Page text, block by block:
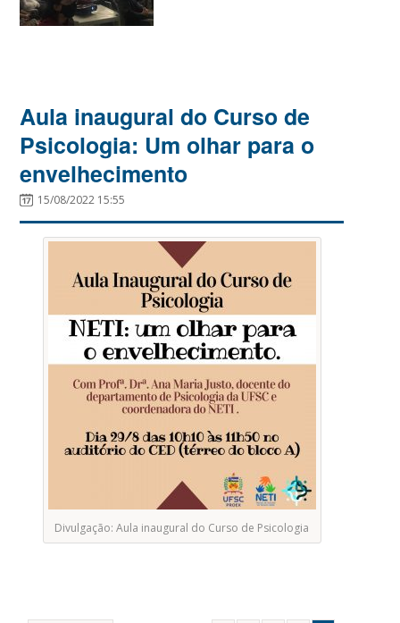
Aula inaugural do Curso de
Psicologia: Um olhar para o
envelhecimento
15/08/2022 15:55
Divulgação: Aula inaugural do Curso de Psicologia